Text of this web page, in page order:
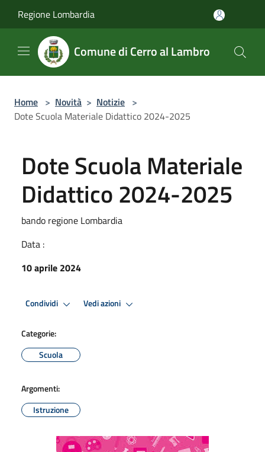
Regione Lombardia
Comune di Cerro al Lambro
Home > Novità > Notizie >
Dote Scuola Materiale Didattico 2024-2025
Dote Scuola Materiale
Didattico 2024-2025
bando regione Lombardia
Data :
10 aprile 2024
Condividi Vedi azioni
Categorie:
Scuola
Argomenti:
Istruzione